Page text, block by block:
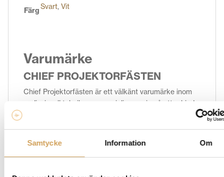
Samtycke Information Om
FärgSvart, Vit
Varumärke
CHIEF PROJEKTORFÄSTEN
Chief Projektorfästen är ett välkänt varumärke inom
audiovisuell teknik som specialiserar sig på att erbjuda
säkra och pålitliga lösningar för projektorinstallationer.
etablerat sig som en pålitlig partner för professionella
installationer och hemmabioentusiaster. Chief